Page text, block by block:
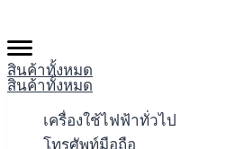
สินค้าทั้งหมด
สินค้าทั้งหมด
เครื่องใช้ไฟฟ้าทั่วไป
โทรศัพท์มือถือ